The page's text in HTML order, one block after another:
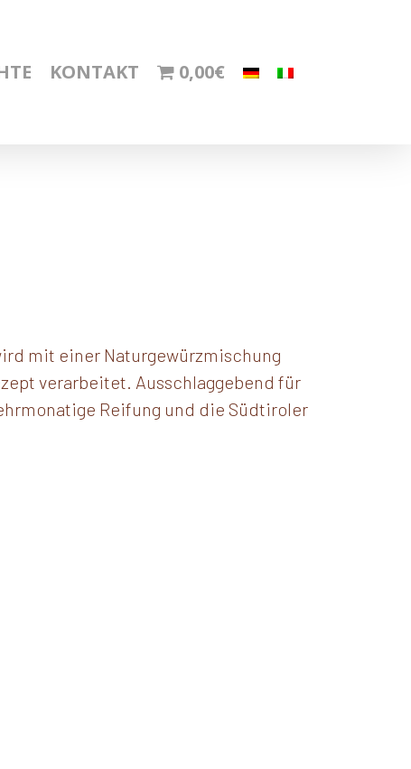
KONTAKT 0,00€
mit einer Naturgewürzmischung
verarbeitet. Ausschlaggebend für
Reifung und die Südtiroler